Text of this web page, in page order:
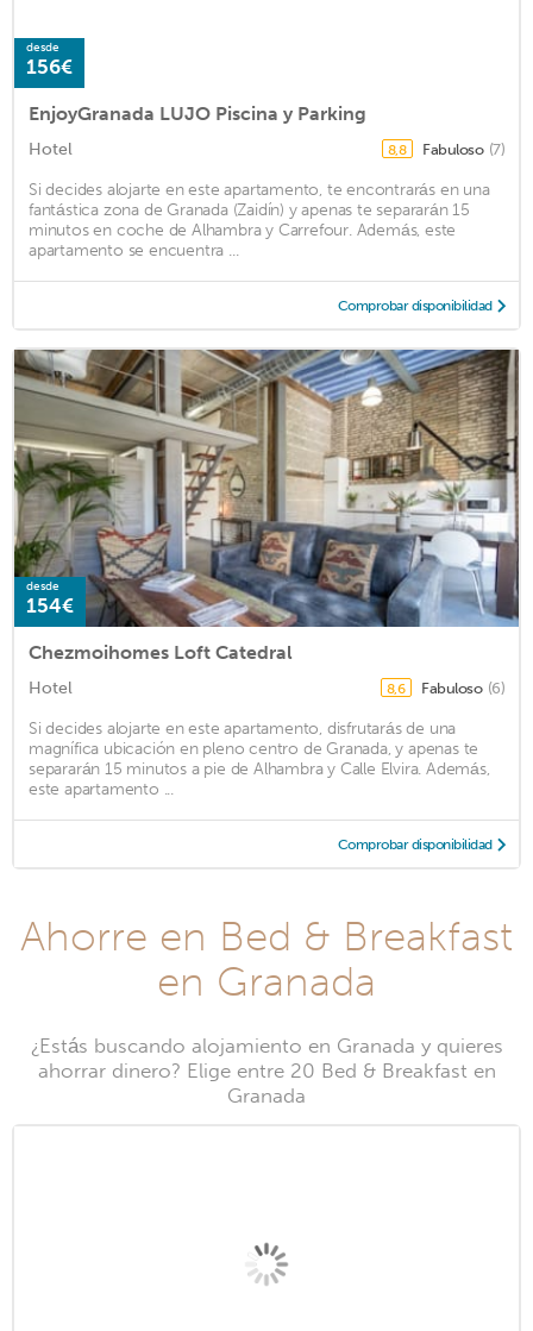
desde
156€
EnjoyGranada LUJO Piscina y Parking
Hotel 8,8 Fabuloso (7)
Si decides alojarte en este apartamento, te encontrarás en una
fantástica zona de Granada (Zaidín) y apenas te separarán 15
minutos en coche de Alhambra y Carrefour. Además, este
apartamento se encuentra ...
Comprobar disponibilidad
desde
154€
Chezmoihomes Loft Catedral
Hotel 8,6 Fabuloso (6)
Si decides alojarte en este apartamento, disfrutarás de una
magnífica ubicación en pleno centro de Granada, y apenas te
separarán 15 minutos a pie de Alhambra y Calle Elvira. Además,
este apartamento ...
Comprobar disponibilidad
Ahorre en Bed & Breakfast
en Granada
¿Estás buscando alojamiento en Granada y quieres
ahorrar dinero? Elige entre 20 Bed & Breakfast en
Granada